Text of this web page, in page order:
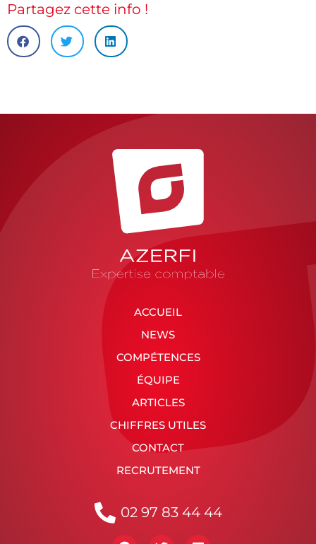
Partagez cette info !
ACCUEIL
NEWS
COMPÉTENCES
ÉQUIPE
ARTICLES
CHIFFRES UTILES
CONTACT
RECRUTEMENT
02 97 83 44 44